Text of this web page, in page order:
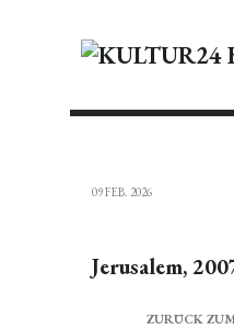
09 FEB. 2026
Jerusalem,
ZURÜCK